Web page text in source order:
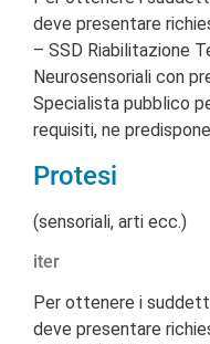
deve presentare
– SSD Riabilitazione
Neurosensoriali con
Specialista pubblico
requisiti, ne
Protesi
(sensoriali, arti ecc.)
iter
Per ottenere i
deve presentare